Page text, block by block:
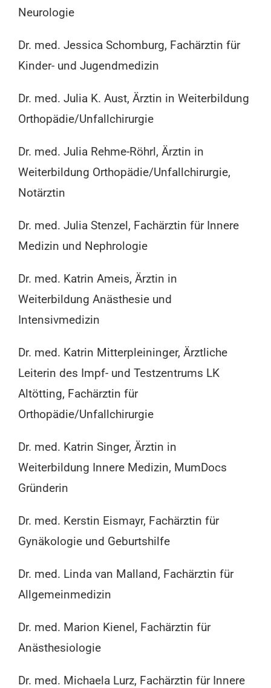
Neurologie
Dr. med. Jessica Schomburg, Fachärztin für
Kinder- und Jugendmedizin
Dr. med. Julia K. Aust, Ärztin in Weiterbildung
Orthopädie/Unfallchirurgie
Dr. med. Julia Rehme-Röhrl, Ärztin in
Weiterbildung Orthopädie/Unfallchirurgie,
Notärztin
Dr. med. Julia Stenzel, Fachärztin für Innere
Medizin und Nephrologie
Dr. med. Katrin Ameis, Ärztin in
Weiterbildung Anästhesie und
Intensivmedizin
Dr. med. Katrin Mitterpleininger, Ärztliche
Leiterin des Impf- und Testzentrums LK
Altötting, Fachärztin für
Orthopädie/Unfallchirurgie
Dr. med. Katrin Singer, Ärztin in
Weiterbildung Innere Medizin, MumDocs
Gründerin
Dr. med. Kerstin Eismayr, Fachärztin für
Gynäkologie und Geburtshilfe
Dr. med. Linda van Malland, Fachärztin für
Allgemeinmedizin
Dr. med. Marion Kienel, Fachärztin für
Anästhesiologie
Dr. med. Michaela Lurz, Fachärztin für Innere